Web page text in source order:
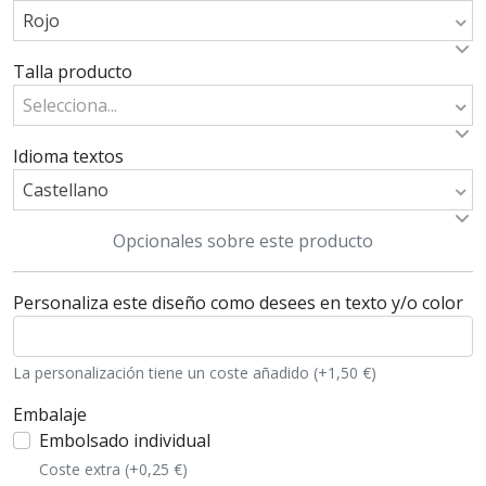
Rojo
Talla producto
Selecciona...
Idioma textos
Castellano
Opcionales sobre este producto
Personaliza este diseño como desees en texto y/o color
La personalización tiene un coste añadido (+1,50 €)
Embalaje
Embolsado individual
Coste extra (+0,25 €)